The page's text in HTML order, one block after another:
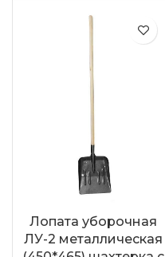
Лопата уборочная
ЛУ-2 металлическая